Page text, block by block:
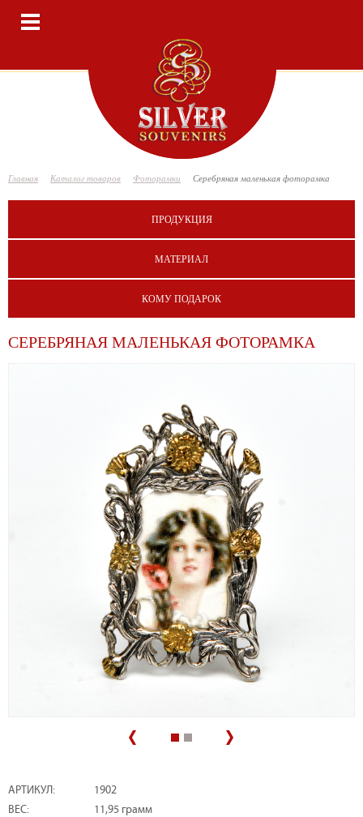
Toggle
Главная Каталог товаров Фоторамки Серебряная маленькая фоторамка
ПРОДУКЦИЯ
МАТЕРИАЛ
КОМУ ПОДАРОК
СЕРЕБРЯНАЯ МАЛЕНЬКАЯ ФОТОРАМКА
АРТИКУЛ:
1902
ВЕС:
11,95 грамм